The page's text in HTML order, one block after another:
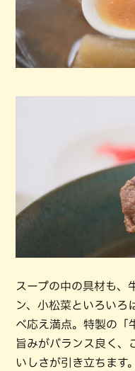
スープの中の具材も、
ン、小松菜といろいろ
べ応え満点。特製の「
旨みがバランス良く、
いしさが引き立ちます。